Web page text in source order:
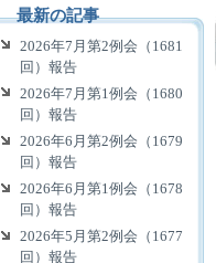
最新の記事
2026年7月第2例会（1681
回）報告
2026年7月第1例会（1680
回）報告
2026年6月第2例会（1679
回）報告
2026年6月第1例会（1678
回）報告
2026年5月第2例会（1677
回）報告